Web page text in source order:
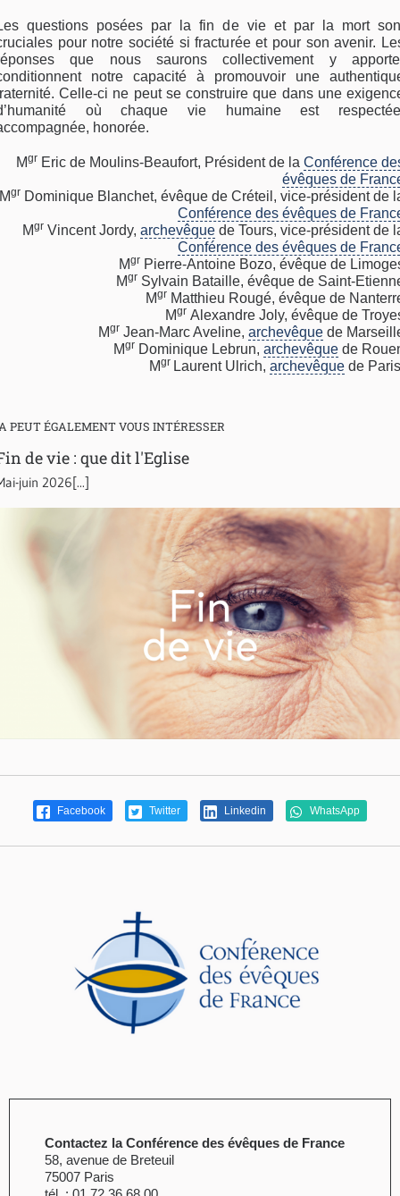
questions posées par la fin de vie et par la mort
pour notre société si fracturée et pour son avenir.
que nous saurons collectivement y
notre capacité à promouvoir une
Celle-ci ne peut se construire que dans une
où chaque vie humaine est
honorée.
Mgr Eric de Moulins-Beaufort, Président de la Conférence
évêques de
Mgr Dominique Blanchet, évêque de Créteil, vice-président de
Conférence des évêques de
Mgr Vincent Jordy, archevêque de Tours, vice-président de
Conférence des évêques de
Mgr Pierre-Antoine Bozo, évêque de
Mgr Sylvain Bataille, évêque de Saint-
Mgr Matthieu Rougé, évêque de
Mgr Alexandre Joly, évêque de
Mgr Jean-Marc Aveline, archevêque de
Mgr Dominique Lebrun, archevêque de
Mgr Laurent Ulrich, archevêque de
PEUT ÉGALEMENT VOUS INTÉRESSER
de vie : que dit l'Eglise
juin 2026[...]
Facebook Twitter Linkedin WhatsApp
Contactez la Conférence des évêques de France
58, avenue de Breteuil
75007 Paris